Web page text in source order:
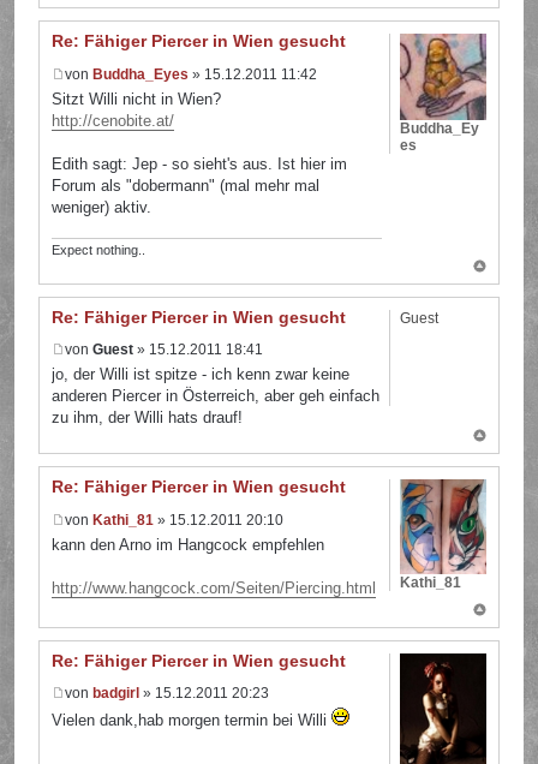
Re: Fähiger Piercer in Wien gesucht
vonBuddha_Eyes » 15.12.2011 11:42
Sitzt Willi nicht in Wien?
http://cenobite.at/
Edith sagt: Jep - so sieht's aus. Ist hier im
Forum als "dobermann" (mal mehr mal
weniger) aktiv.
Expect nothing..
Buddha_Ey
es
Re: Fähiger Piercer in Wien gesucht
vonGuest » 15.12.2011 18:41
jo, der Willi ist spitze - ich kenn zwar keine
anderen Piercer in Österreich, aber geh einfach
zu ihm, der Willi hats drauf!
Guest
Re: Fähiger Piercer in Wien gesucht
vonKathi_81 » 15.12.2011 20:10
kann den Arno im Hangcock empfehlen
http://www.hangcock.com/Seiten/Piercing.html
Kathi_81
Re: Fähiger Piercer in Wien gesucht
von badgirl » 15.12.2011 20:23
Vielen dank,hab morgen termin bei Willi